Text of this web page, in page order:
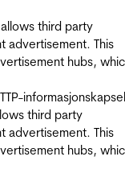
third party
advertisement. This
hubs,
informasjonskapsel
third party
advertisement. This
hubs,